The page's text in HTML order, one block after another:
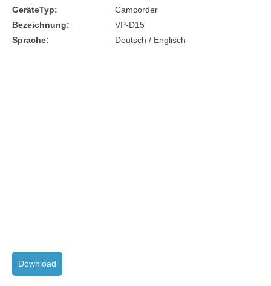
GeräteTyp:
Camcorder
Bezeichnung:
VP-D15
Sprache:
Deutsch / Englisch
Download